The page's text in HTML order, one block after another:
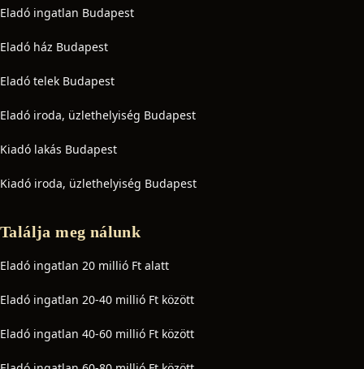
Eladó ingatlan Budapest
Eladó ház Budapest
Eladó telek Budapest
Eladó iroda, üzlethelyiség Budapest
Kiadó lakás Budapest
Kiadó iroda, üzlethelyiség Budapest
Találja meg nálunk
Eladó ingatlan 20 millió Ft alatt
Eladó ingatlan 20-40 millió Ft között
Eladó ingatlan 40-60 millió Ft között